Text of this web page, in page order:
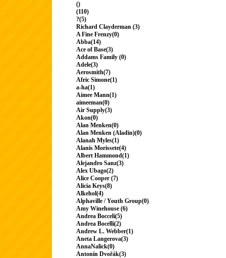
()
(110)
?(5)
Richard Clayderman (3)
A Fine Frenzy(0)
Abba(14)
Ace of Base(3)
Addams Family (0)
Adele(3)
Aerosmith(7)
Afric Simone(1)
a-ha(1)
Aimee Mann(1)
aimeeman(0)
Air Supply(3)
Akon(0)
Alan Menken(0)
Alan Menken (Aladin)(0)
Alanah Myles(1)
Alanis Morissete(4)
Albert Hammond(1)
Alejandro Sanz(3)
Alex Ubago(2)
Alice Cooper (7)
Alicia Keys(8)
Alkehol(4)
Alphaville / Youth Group(0)
Amy Winehouse (6)
Andrea Bocceli(5)
Andrea Bocelli(2)
Andrew L. Webber(1)
Aneta Langerova(3)
AnnaNalick(0)
Antonín Dvořák(3)